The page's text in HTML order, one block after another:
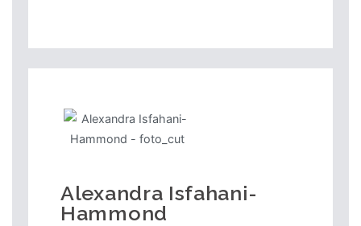
Alexandra Isfahani-
Hammond